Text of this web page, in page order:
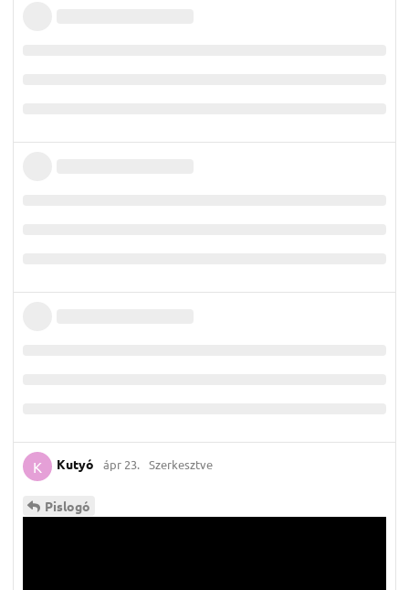
K Kutyó ápr 23. Szerkesztve
Pislogó